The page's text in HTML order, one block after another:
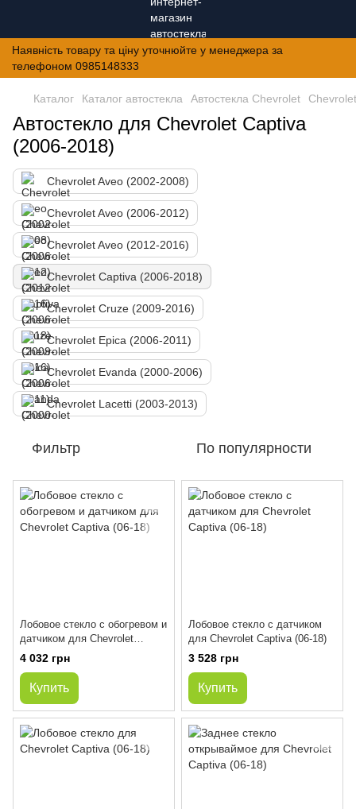
Наявність товару та ціну уточнюйте у менеджера за
телефоном 0985148333
Каталог Каталог автостекла Автостекла Chevrolet
Автостекло для Chevrolet Captiva
(2006-2018)
Chevrolet Aveo (2002-2008)
Chevrolet Aveo (2006-2012)
Chevrolet Aveo (2012-2016)
Chevrolet Captiva (2006-2018)
Chevrolet Cruze (2009-2016)
Chevrolet Epica (2006-2011)
Chevrolet Evanda (2000-2006)
Chevrolet Lacetti (2003-2013)
Фильтр По популярности
Лобовое стекло с обогревом и
датчиком для Chevrolet
Captiva (06-18)
4 032 грн
Купить
Лобовое стекло с датчиком
для Chevrolet Captiva (06-18)
3 528 грн
Купить